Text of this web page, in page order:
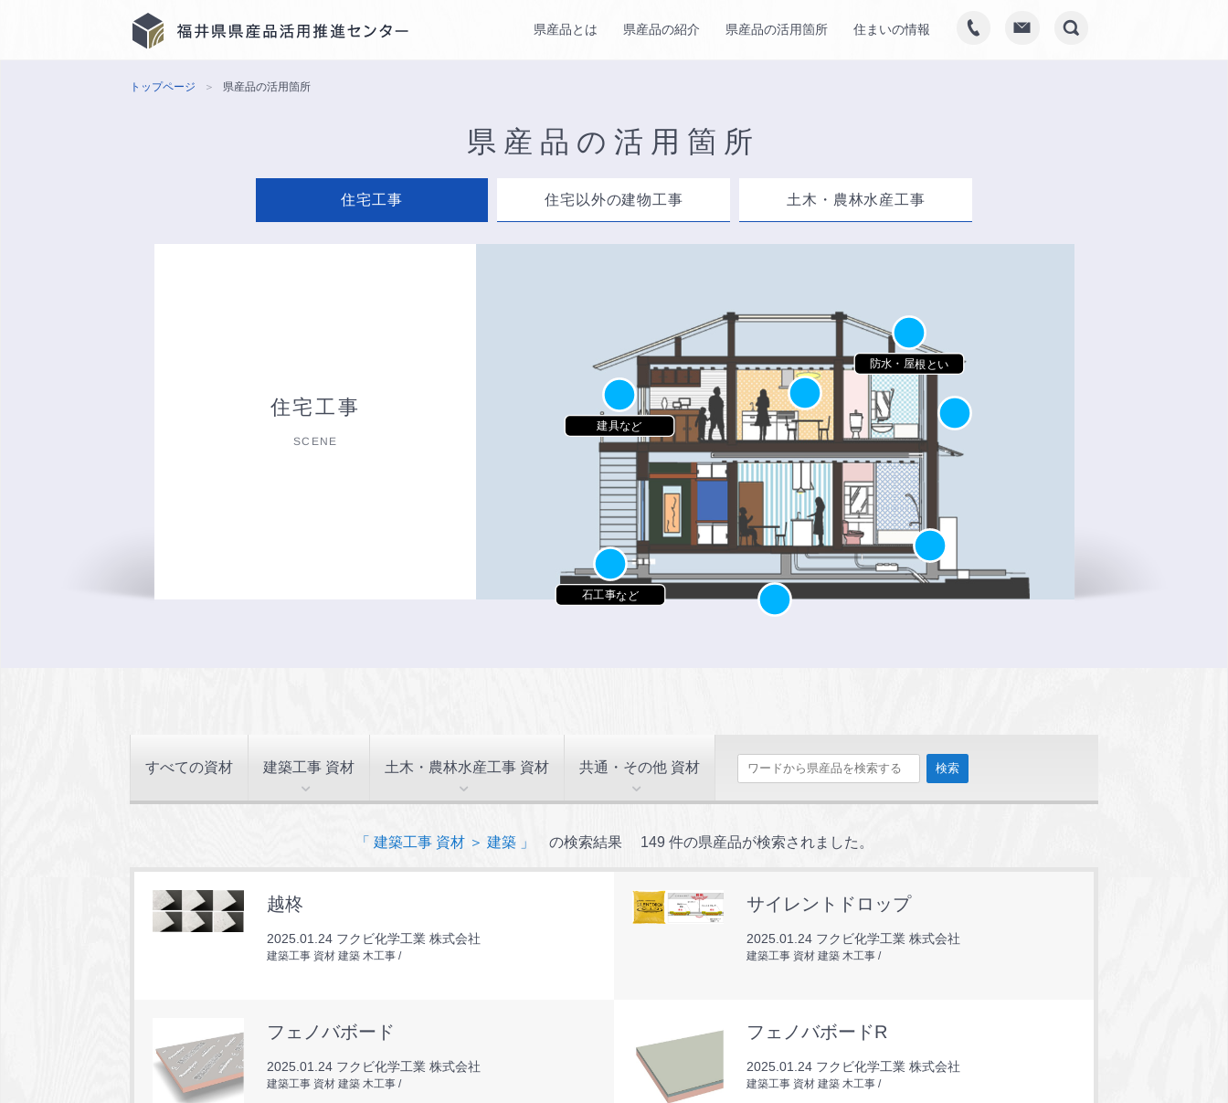
県産品とは 県産品の紹介 県産品の活用箇所 住まいの情報
トップページ ＞ 県産品の活用箇所
県産品の活用箇所
住宅工事 住宅以外の建物工事 土木・農林水産工事
住宅工事
SCENE
建具など
石工事など
防水・屋根とい
すべての資材 建築工事 資材 土木・農林水産工事 資材 共通・その他 資材
「 建築工事 資材 ＞ 建築 」 の検索結果 149 件の県産品が検索されました。
越柊
2025.01.24 フクビ化学工業 株式会社
建築工事 資材 建築 木工事
サイレントドロップ
2025.01.24 フクビ化学工業 株式会社
建築工事 資材 建築 木工事
フェノバボード
2025.01.24 フクビ化学工業 株式会社
建築工事 資材 建築 木工事
フェノバボードR
2025.01.24 フクビ化学工業 株式会社
建築工事 資材 建築 木工事